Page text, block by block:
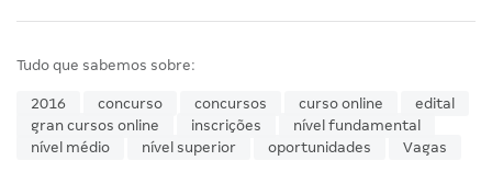
Tudo que sabemos sobre:
2016 concurso concursos curso online
edital
gran cursos online
inscrições
nível fundamental
nível médio
nível superior oportunidades Vagas